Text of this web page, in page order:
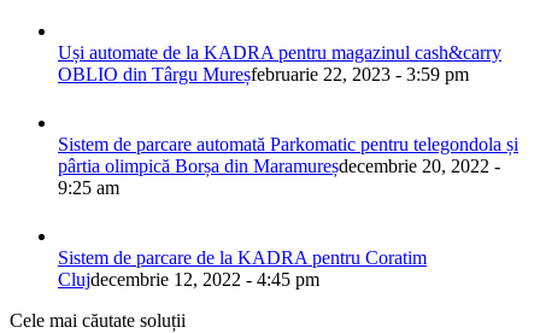
Uși automate de la KADRA pentru magazinul cash&carry
OBLIO din Târgu Mureșfebruarie 22, 2023 - 3:59 pm
Sistem de parcare automată Parkomatic pentru telegondola și
pârtia olimpică Borșa din Maramureșdecembrie 20, 2022 -
9:25 am
Sistem de parcare de la KADRA pentru Coratim
Clujdecembrie 12, 2022 - 4:45 pm
Cele mai căutate soluții